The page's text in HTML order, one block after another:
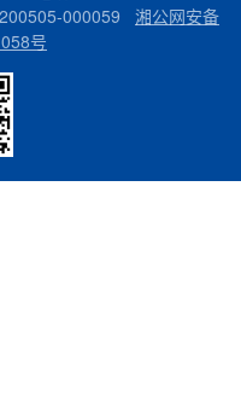
000059 湘公网安备
号